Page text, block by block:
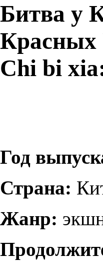
Битва у
Красных
Chi bi
Год
Страна:
Жанр: